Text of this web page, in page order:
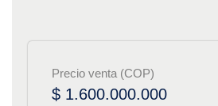
Precio venta (COP)
$ 1.600.000.000